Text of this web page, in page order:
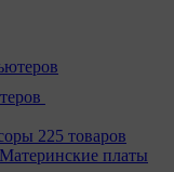
225 товаров
Материнcкие платы